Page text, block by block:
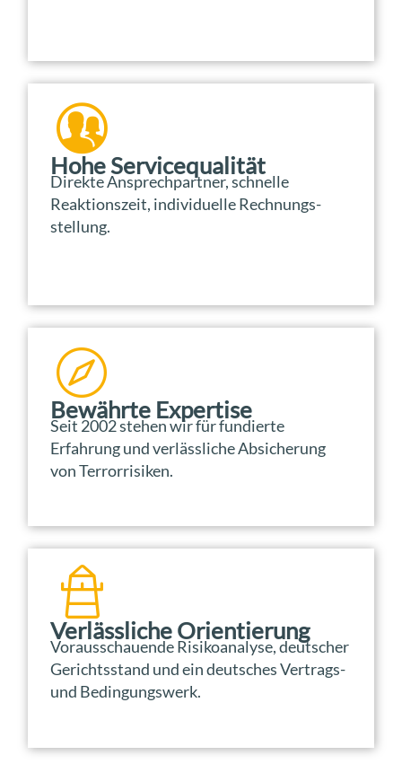
Hohe Servicequalität
Direkte Ansprechpartner, schnelle
Reaktionszeit, individuelle Rechnungs-
stellung.
Bewährte Expertise
Seit 2002 stehen wir für fundierte
Erfahrung und verlässliche Absicherung
von Terrorrisiken.
Verlässliche Orientierung
Vorausschauende Risikoanalyse, deutscher
Gerichtsstand und ein deutsches Vertrags-
und Bedingungswerk.